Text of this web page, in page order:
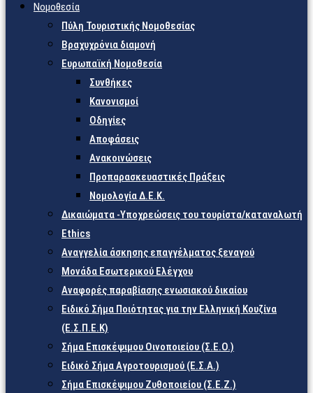
Νομοθεσία
Πύλη Τουριστικής Νομοθεσίας
Βραχυχρόνια διαμονή
Ευρωπαϊκή Νομοθεσία
Συνθήκες
Κανονισμοί
Οδηγίες
Αποφάσεις
Ανακοινώσεις
Προπαρασκευαστικές Πράξεις
Νομολογία Δ.Ε.Κ.
Δικαιώματα -Υποχρεώσεις του τουρίστα/καταναλωτή
Ethics
Αναγγελία άσκησης επαγγέλματος ξεναγού
Μονάδα Εσωτερικού Ελέγχου
Αναφορές παραβίασης ενωσιακού δικαίου
Ειδικό Σήμα Ποιότητας για την Ελληνική Κουζίνα
(Ε.Σ.Π.Ε.Κ)
Σήμα Επισκέψιμου Οινοποιείου (Σ.Ε.Ο.)
Ειδικό Σήμα Αγροτουρισμού (Ε.Σ.Α.)
Σήμα Επισκέψιμου Ζυθοποιείου (Σ.Ε.Ζ.)